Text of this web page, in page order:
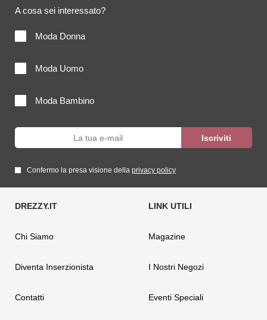
A cosa sei interessato?
Moda Donna
Moda Uomo
Moda Bambino
Confermo la presa visione della privacy policy
Chi Siamo
Diventa Inserzionista
Contatti
Magazine
I Nostri Negozi
Eventi Speciali